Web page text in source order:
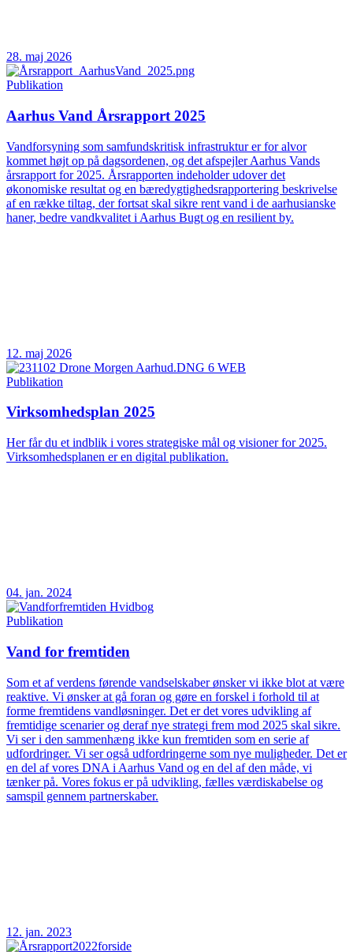
28. maj 2026
Publikation
Aarhus Vand Årsrapport 2025
Vandforsyning som samfundskritisk infrastruktur er for alvor
kommet højt op på dagsordenen, og det afspejler Aarhus Vands
årsrapport for 2025. Årsrapporten indeholder udover det
økonomiske resultat og en bæredygtighedsrapportering beskrivelse
af en række tiltag, der fortsat skal sikre rent vand i de aarhusianske
haner, bedre vandkvalitet i Aarhus Bugt og en resilient by.
12. maj 2026
Publikation
Virksomhedsplan 2025
Her får du et indblik i vores strategiske mål og visioner for 2025.
Virksomhedsplanen er en digital publikation.
04. jan. 2024
Publikation
Vand for fremtiden
Som et af verdens førende vandselskaber ønsker vi ikke blot at være
reaktive. Vi ønsker at gå foran og gøre en forskel i forhold til at
forme fremtidens vandløsninger. Det er det vores udvikling af
fremtidige scenarier og deraf nye strategi frem mod 2025 skal sikre.
Vi ser i den sammenhæng ikke kun fremtiden som en serie af
udfordringer. Vi ser også udfordringerne som nye muligheder. Det er
en del af vores DNA i Aarhus Vand og en del af den måde, vi
tænker på. Vores fokus er på udvikling, fælles værdiskabelse og
samspil gennem partnerskaber.
12. jan. 2023